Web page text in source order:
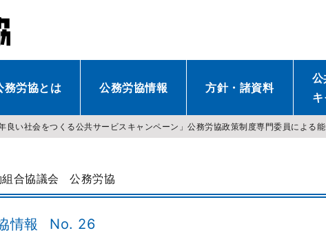
務労協とは 公務労協情報 方針・諸資料
公
良い社会をつくる公共サービスキャンペーン」公務労協政策制度専門委員による
合協議会 公務労協
情報 No. 26